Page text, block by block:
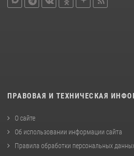
ПРАВОВАЯ И ТЕХНИЧЕСКАЯ
О сайте
Об использовании информации сайта
Правила обработки персональных